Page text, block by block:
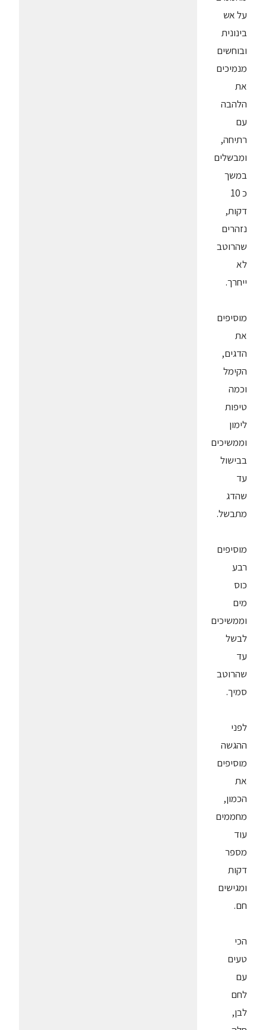
על אש
בינונית
ובוחשים
מנמיכים
את
הלהבה
עם
רתיחה,
ומבשלים
במשך
כ 10
דקות,
נזהרים
שהרוטב
לא
ייחרך.
מוסיפים
את
הדגים,
הקימל
וכמה
טיפות
לימון
וממשיכים
בבישול
עד
שהדג
מתבשל.
מוסיפים
רבע
כוס
מים
וממשיכים
לבשל
עד
שהרוטב
סמיך.
לפני
ההגשה
מוסיפים
את
הכמון,
מחממים
עוד
מספר
דקות
ומגישים
חם.
הכי
טעים
עם
לחם
לבן,